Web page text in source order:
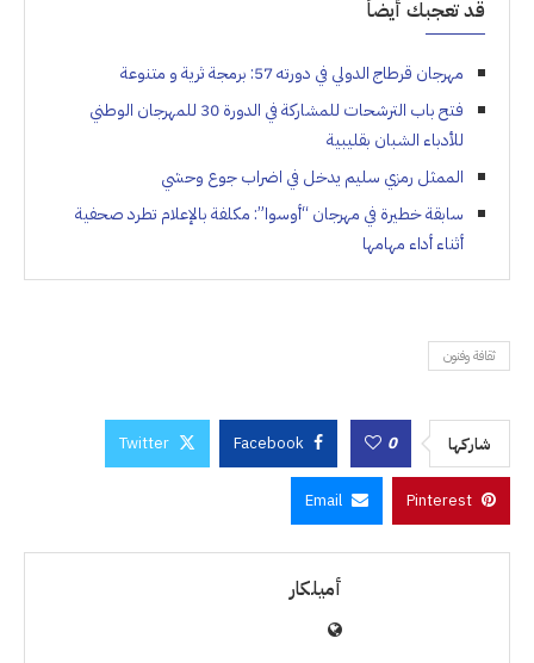
قد تعجبك أيضاً
مهرجان قرطاج الدولي في دورته 57: برمجة ثرية و متنوعة
فتح باب الترشحات للمشاركة في الدورة 30 للمهرجان الوطني
للأدباء الشبان بقليبية
الممثل رمزي سليم يدخل في اضراب جوع وحشي
سابقة خطيرة في مهرجان “أوسوا”: مكلفة بالإعلام تطرد صحفية
أثناء أداء مهامها
ثقافة وفنون
شاركها 0
Facebook
Twitter
Pinterest
Email
أميلكار